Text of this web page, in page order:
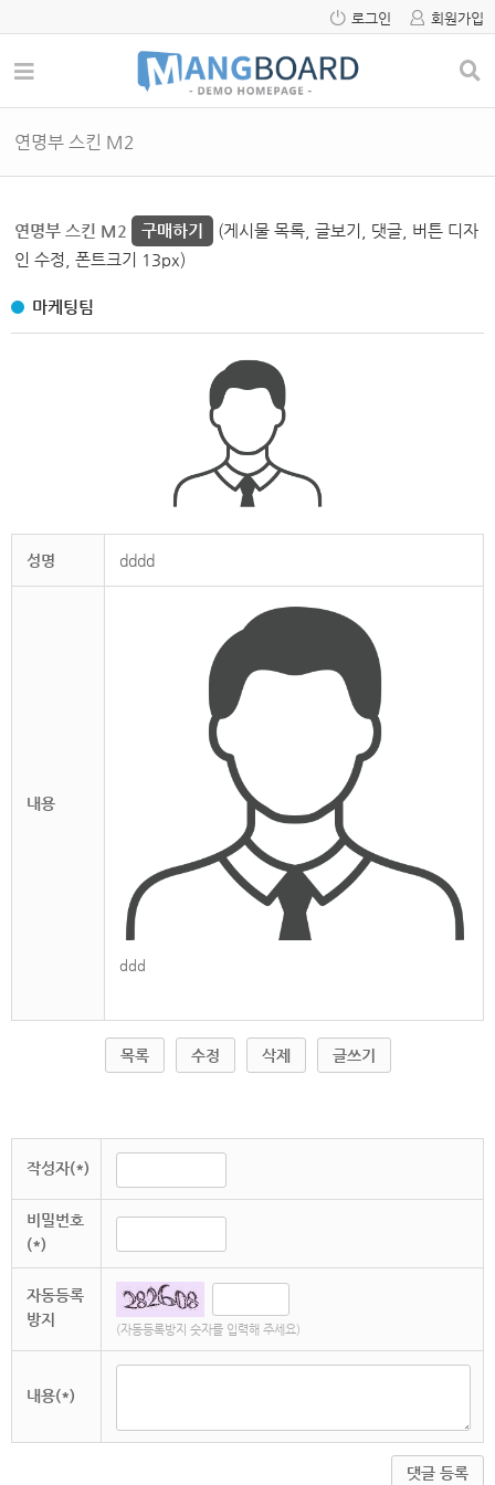
로그인 회원가입
연명부 스킨 M2
연명부 스킨 M2 구매하기
(게시물 목록, 글보기, 댓글, 버튼 디자
인 수정, 폰트크기 13px)
마케팅팀
성명 dddd
내용
ddd
목록 수정 삭제 글쓰기
작성자(*)
비밀번호
(*)
자동등록
방지
(자동등록방지 숫자를 입력해 주세요)
내용(*)
댓글 등록